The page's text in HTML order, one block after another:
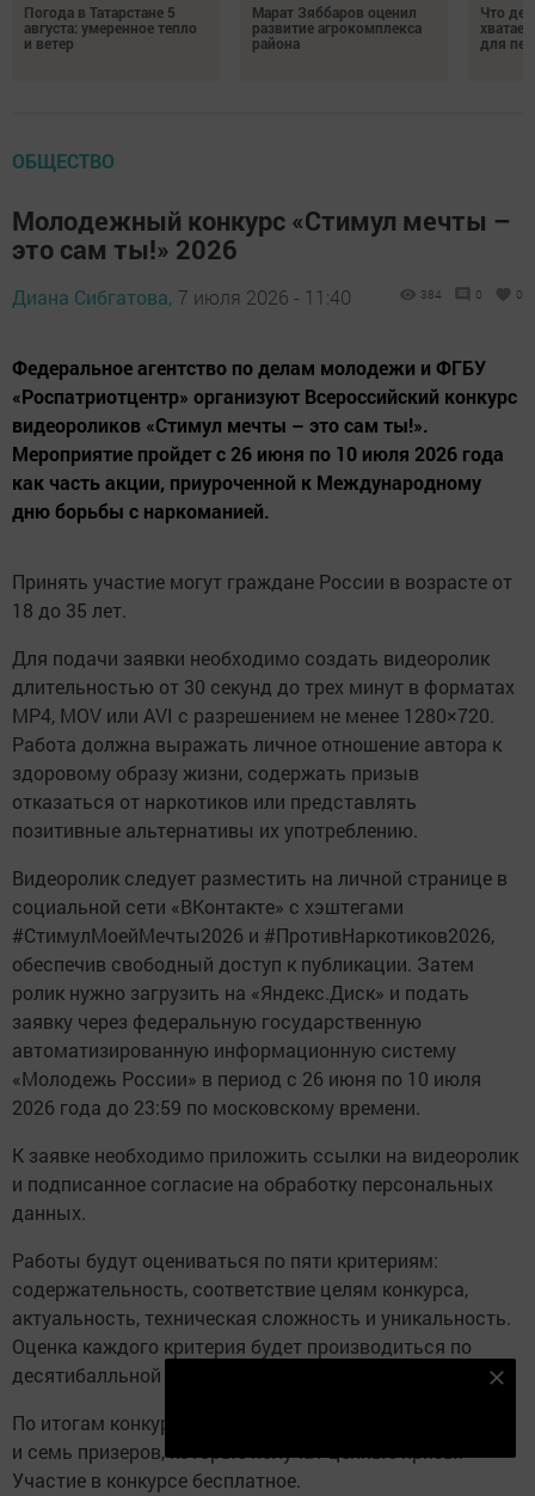
Погода в Татарстане 5
августа: умеренное тепло
и ветер
Марат Зяббаров оценил
развитие агрокомплекса
района
Что
для
ОБЩЕСТВО
Молодежный конкурс «Стимул мечты –
это сам ты!» 2026
Диана Сибгатова, 7 июля 2026 - 11:40 384 0 0
Федеральное агентство по делам молодежи и ФГБУ
«Роспатриотцентр» организуют Всероссийский конкурс
видеороликов «Стимул мечты – это сам ты!».
Мероприятие пройдет с 26 июня по 10 июля 2026 года
как часть акции, приуроченной к Международному
дню борьбы с наркоманией.
Принять участие могут граждане России в возрасте от
18 до 35 лет.
Для подачи заявки необходимо создать видеоролик
длительностью от 30 секунд до трех минут в форматах
MP4, MOV или AVI с разрешением не менее 1280×720.
Работа должна выражать личное отношение автора к
здоровому образу жизни, содержать призыв
отказаться от наркотиков или представлять
позитивные альтернативы их употреблению.
Видеоролик следует разместить на личной странице в
социальной сети «ВКонтакте» с хэштегами
#СтимулМоейМечты2026 и #ПротивНаркотиков2026,
обеспечив свободный доступ к публикации. Затем
ролик нужно загрузить на «Яндекс.Диск» и подать
заявку через федеральную государственную
автоматизированную информационную систему
«Молодежь России» в период с 26 июня по 10 июля
2026 года до 23:59 по московскому времени.
К заявке необходимо приложить ссылки на видеоролик
и подписанное согласие на обработку персональных
данных.
Работы будут оцениваться по пяти критериям:
содержательность, соответствие целям конкурса,
актуальность, техническая сложность и уникальность.
Оценка каждого критерия будет производиться по
десятибалльной шкале.
По итогам конкурса будут определены три победителя
и семь призеров, которые получат ценные призы.
Участие в конкурсе бесплатное.